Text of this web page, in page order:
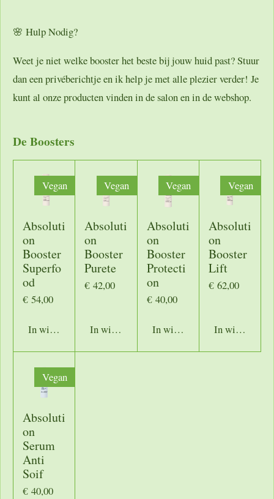
🌸 Hulp Nodig?
Weet je niet welke booster het beste bij jouw huid past? Stuur
dan een privéberichtje en ik help je met alle plezier verder! Je
kunt al onze producten vinden in de salon en in de webshop.
De Boosters
Vegan
Absoluti
on
Booster
Superfo
od
€ 54,00
In winkelwagen
Vegan
Absoluti
on
Booster
Purete
€ 42,00
In winkelwagen
Vegan
Absoluti
on
Booster
Protecti
on
€ 40,00
In winkelwagen
Vegan
Absoluti
on
Booster
Lift
€ 62,00
In
Vegan
Absoluti
on
Serum
Anti
Soif
€ 40,00